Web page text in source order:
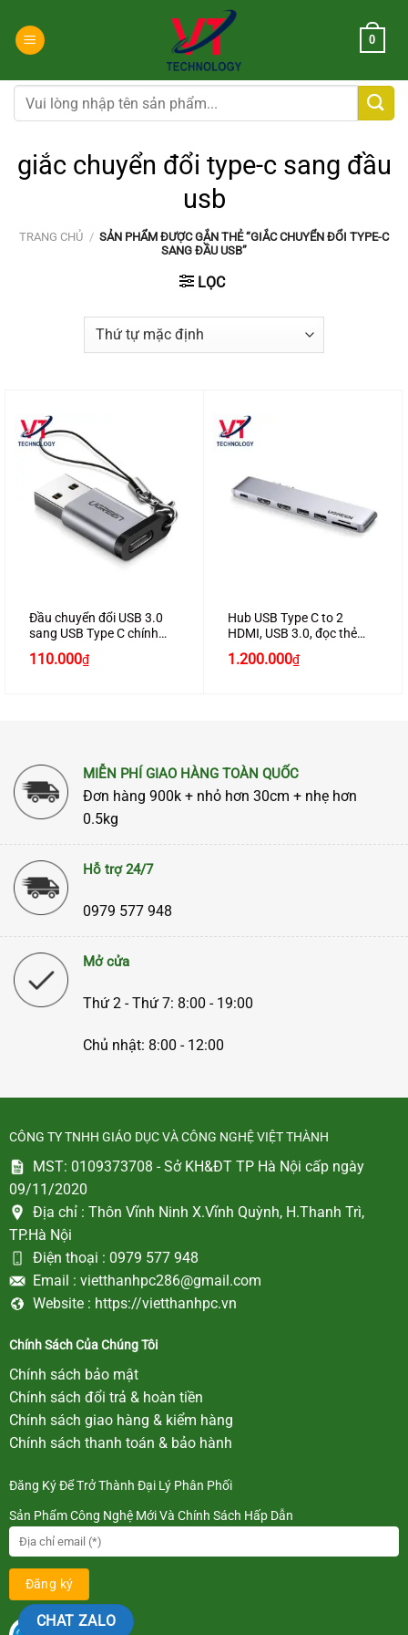
đến
dung
0
Tìm
kiếm:
giắc chuyển đổi type-c sang đầu
usb
TRANG CHỦ / SẢN PHẨM ĐƯỢC GẮN THẺ “GIẮC CHUYỂN ĐỔI TYPE-C
SANG ĐẦU USB”
LỌC
Đầu chuyển đổi USB 3.0
sang USB Type C chính
110.000₫
Hub USB Type C to 2
HDMI, USB 3.0, đọc thẻ
Ugreen 80548
1.200.000₫
MIỄN PHÍ GIAO HÀNG TOÀN QUỐC
Đơn hàng 900k + nhỏ hơn 30cm + nhẹ hơn
0.5kg
Hỗ trợ 24/7
0979 577 948
Mở cửa
Thứ 2 - Thứ 7: 8:00 - 19:00
Chủ nhật: 8:00 - 12:00
CÔNG TY TNHH GIÁO DỤC VÀ CÔNG NGHỆ VIỆT THÀNH
MST: 0109373708 - Sở KH&ĐT TP Hà Nội cấp ngày
09/11/2020
Địa chỉ : Thôn Vĩnh Ninh X.Vĩnh Quỳnh, H.Thanh Trì,
TP.Hà Nội
Điện thoại : 0979 577 948
Email : vietthanhpc286@gmail.com
Website : https://vietthanhpc.vn
Chính Sách Của Chúng Tôi
Chính sách bảo mật
Chính sách đổi trả & hoàn tiền
Chính sách giao hàng & kiểm hàng
Chính sách thanh toán & bảo hành
Đăng Ký Để Trở Thành Đại Lý Phân Phối
Sản Phẩm Công Nghệ Mới Và Chính Sách Hấp Dẫn
CHAT ZALO